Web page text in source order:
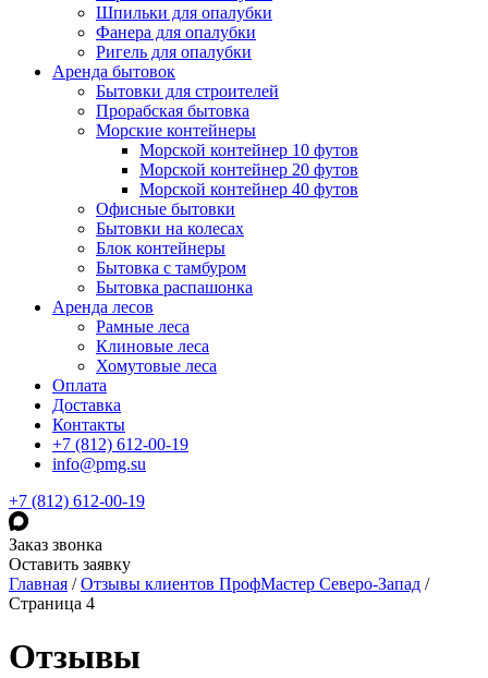
Шпильки для опалубки
Фанера для опалубки
Ригель для опалубки
Аренда бытовок
Бытовки для строителей
Прорабская бытовка
Морские контейнеры
Морской контейнер 10 футов
Морской контейнер 20 футов
Морской контейнер 40 футов
Офисные бытовки
Бытовки на колесах
Блок контейнеры
Бытовка с тамбуром
Бытовка распашонка
Аренда лесов
Рамные леса
Клиновые леса
Хомутовые леса
Оплата
Доставка
Контакты
+7 (812) 612-00-19
info@pmg.su
+7 (812) 612-00-19
Заказ звонка
Оставить заявку
Главная /Отзывы клиентов ПрофМастер Северо-Запад /
Страница 4
Отзывы